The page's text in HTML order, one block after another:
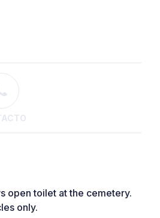
open toilet at the cemetery.
only.